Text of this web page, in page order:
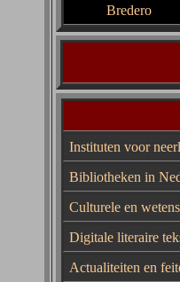
Bredero
Instituten voor
Bibliotheken in
Culturele en
Digitale literaire
Actualiteiten en